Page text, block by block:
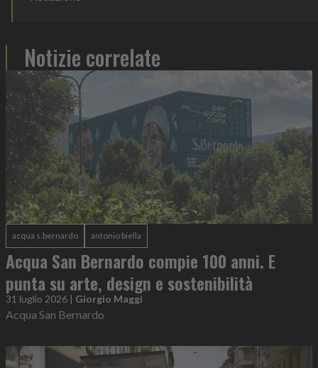
Notizie correlate
acqua s.bernardo antonio biella
Acqua San Bernardo compie 100 anni. E
punta su arte, design e sostenibilità
31 luglio 2026 | Giorgio Maggi
Acqua San Bernardo